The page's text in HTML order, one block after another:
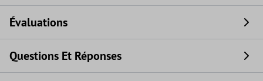
Évaluations
Questions Et Réponses